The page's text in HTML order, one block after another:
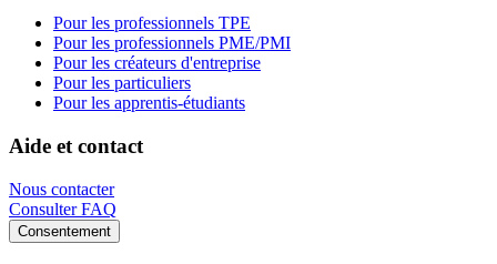
Pour les professionnels TPE
Pour les professionnels PME/PMI
Pour les créateurs d'entreprise
Pour les particuliers
Pour les apprentis-étudiants
Aide et contact
Nous contacter
Consulter FAQ
Consentement